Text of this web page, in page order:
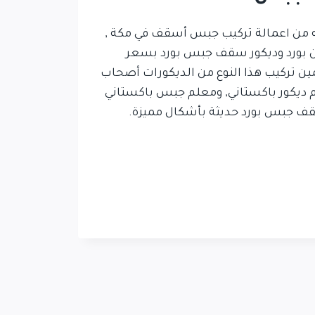
من اعمالة تركيب جبس أسقف في مكة ,
بورد وديكور سقف جبس بورد بسعر
تركيب هذا النوع من الديكورات أصحاب
ديكور باكستاني, ومعلم جبس باكستاني
جبس بورد حديثة بأشكال مميزة.